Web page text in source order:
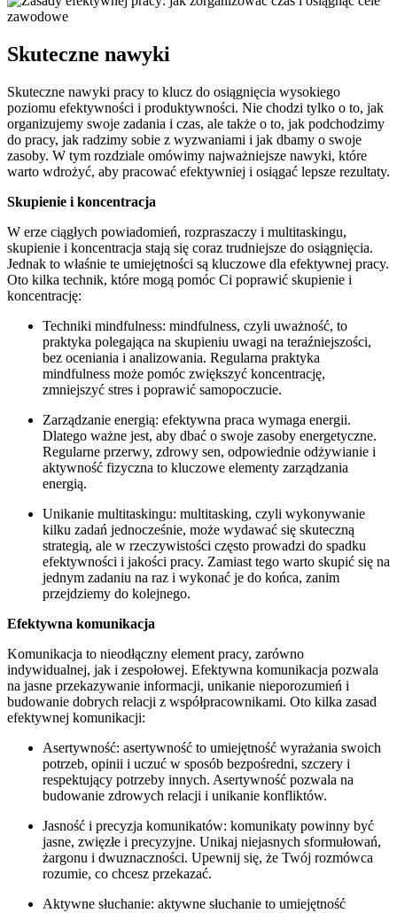
Skuteczne nawyki
Skuteczne nawyki pracy to klucz do osiągnięcia wysokiego
poziomu efektywności i produktywności. Nie chodzi tylko o to, jak
organizujemy swoje zadania i czas, ale także o to, jak podchodzimy
do pracy, jak radzimy sobie z wyzwaniami i jak dbamy o swoje
zasoby. W tym rozdziale omówimy najważniejsze nawyki, które
warto wdrożyć, aby pracować efektywniej i osiągać lepsze rezultaty.
Skupienie i koncentracja
W erze ciągłych powiadomień, rozpraszaczy i multitaskingu,
skupienie i koncentracja stają się coraz trudniejsze do osiągnięcia.
Jednak to właśnie te umiejętności są kluczowe dla efektywnej pracy.
Oto kilka technik, które mogą pomóc Ci poprawić skupienie i
koncentrację:
Techniki mindfulness: mindfulness, czyli uważność, to
praktyka polegająca na skupieniu uwagi na teraźniejszości,
bez oceniania i analizowania. Regularna praktyka
mindfulness może pomóc zwiększyć koncentrację,
zmniejszyć stres i poprawić samopoczucie.
Zarządzanie energią: efektywna praca wymaga energii.
Dlatego ważne jest, aby dbać o swoje zasoby energetyczne.
Regularne przerwy, zdrowy sen, odpowiednie odżywianie i
aktywność fizyczna to kluczowe elementy zarządzania
energią.
Unikanie multitaskingu: multitasking, czyli wykonywanie
kilku zadań jednocześnie, może wydawać się skuteczną
strategią, ale w rzeczywistości często prowadzi do spadku
efektywności i jakości pracy. Zamiast tego warto skupić się na
jednym zadaniu na raz i wykonać je do końca, zanim
przejdziemy do kolejnego.
Efektywna komunikacja
Komunikacja to nieodłączny element pracy, zarówno
indywidualnej, jak i zespołowej. Efektywna komunikacja pozwala
na jasne przekazywanie informacji, unikanie nieporozumień i
budowanie dobrych relacji z współpracownikami. Oto kilka zasad
efektywnej komunikacji:
Asertywność: asertywność to umiejętność wyrażania swoich
potrzeb, opinii i uczuć w sposób bezpośredni, szczery i
respektujący potrzeby innych. Asertywność pozwala na
budowanie zdrowych relacji i unikanie konfliktów.
Jasność i precyzja komunikatów: komunikaty powinny być
jasne, zwięzłe i precyzyjne. Unikaj niejasnych sformułowań,
żargonu i dwuznaczności. Upewnij się, że Twój rozmówca
rozumie, co chcesz przekazać.
Aktywne słuchanie: aktywne słuchanie to umiejętność